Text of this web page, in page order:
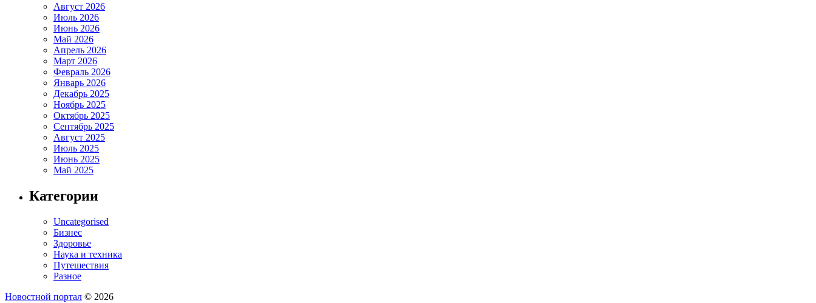
Август 2026
Июль 2026
Июнь 2026
Май 2026
Апрель 2026
Март 2026
Февраль 2026
Январь 2026
Декабрь 2025
Ноябрь 2025
Октябрь 2025
Сентябрь 2025
Август 2025
Июль 2025
Июнь 2025
Май 2025
Категории
Uncategorised
Бизнес
Здоровье
Наука и техника
Путешествия
Разное
Новостной портал © 2026